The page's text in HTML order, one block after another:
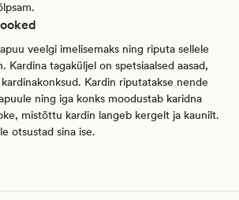
veelgi imelisemaks ning riputa sellele
Kardina tagaküljel on spetsiaalsed aasad,
Kardin riputatakse nende
ning iga konks moodustab karidna
mistõttu kardin langeb kergelt ja kaunilt.
otsustad sina ise.